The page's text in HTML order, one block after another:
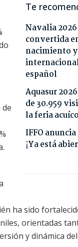
Te
Navalia
convertida
nacimiento
español
Aquasur
de 30.959
la feria
IFFO
¡Ya está
ha sido
orientadas
y dinámica